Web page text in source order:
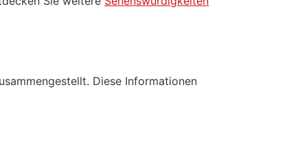
Diese Informationen